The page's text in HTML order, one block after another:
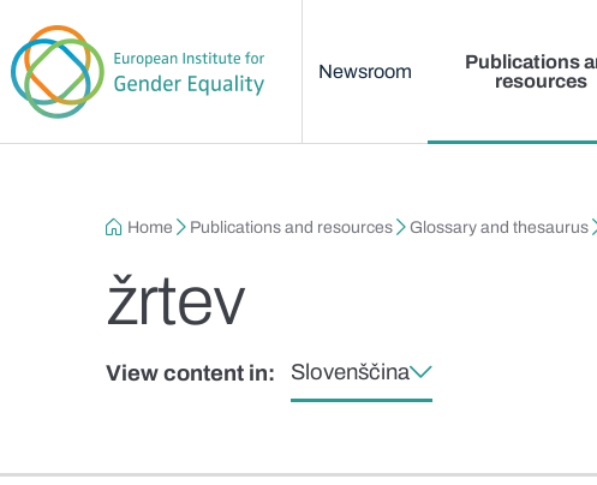
Newsroom
Publications
resources
Breadcrumb
Home Publications and resources Glossary and thesaurus
žrtev
View content in: Slovenščina